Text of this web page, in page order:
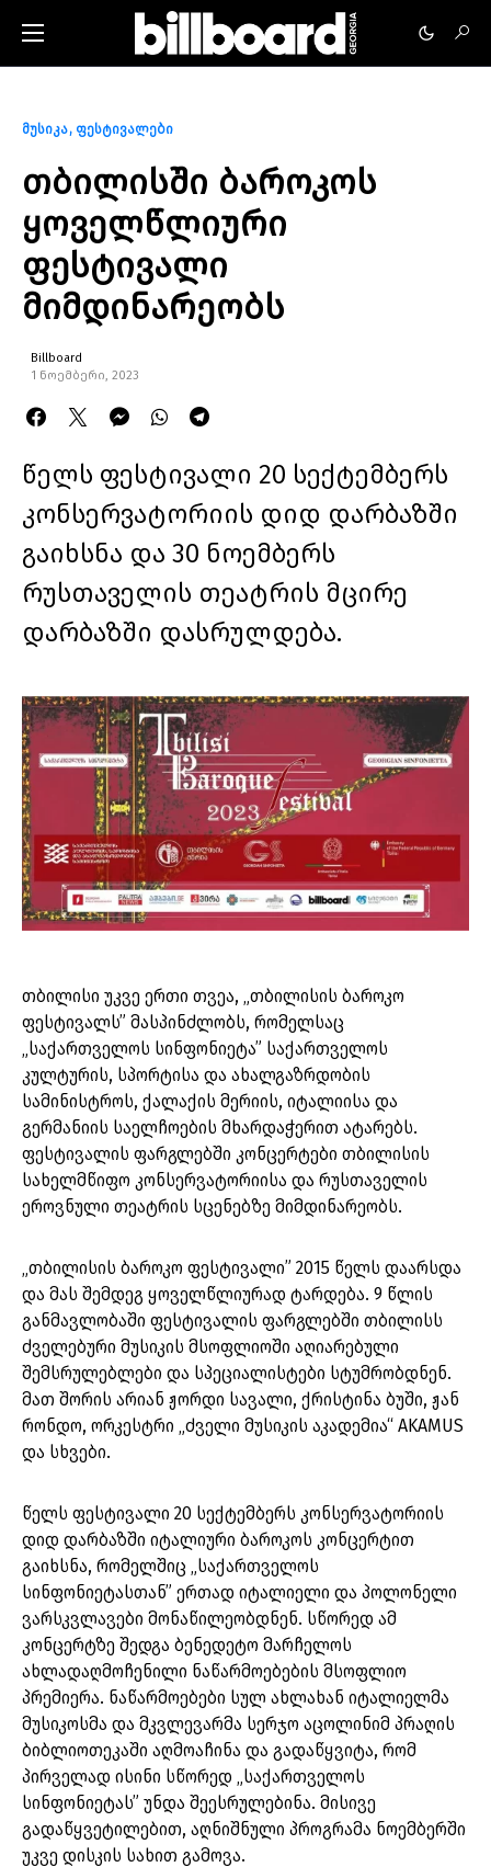
მუსიკა ფესტივალები
თბილისში ბაროკოს
ყოველწლიური
ფესტივალი
მიმდინარეობს
Billboard
1 ნოემბერი, 2023
წელს ფესტივალი 20 სექტემბერს
კონსერვატორიის დიდ დარბაზში
გაიხსნა და 30 ნოემბერს
რუსთაველის თეატრის მცირე
დარბაზში დასრულდება.
თბილისი უკვე ერთი თვეა, „თბილისის ბაროკო
ფესტივალს” მასპინძლობს, რომელსაც
„საქართველოს სინფონიეტა” საქართველოს
კულტურის, სპორტისა და ახალგაზრდობის
სამინისტროს, ქალაქის მერიის, იტალიისა და
გერმანიის საელჩოების მხარდაჭერით ატარებს.
ფესტივალის ფარგლებში კონცერტები თბილისის
სახელმწიფო კონსერვატორიისა და რუსთაველის
ეროვნული თეატრის სცენებზე მიმდინარეობს.
„თბილისის ბაროკო ფესტივალი” 2015 წელს დაარსდა
და მას შემდეგ ყოველწლიურად ტარდება. 9 წლის
განმავლობაში ფესტივალის ფარგლებში თბილისს
ძველებური მუსიკის მსოფლიოში აღიარებული
შემსრულებლები და სპეციალისტები სტუმრობდნენ.
მათ შორის არიან ჟორდი სავალი, ქრისტინა ბუში, ჟან
რონდო, ორკესტრი „ძველი მუსიკის აკადემია“ AKAMUS
და სხვები.
წელს ფესტივალი 20 სექტემბერს კონსერვატორიის
დიდ დარბაზში იტალიური ბაროკოს კონცერტით
გაიხსნა, რომელშიც „საქართველოს
სინფონიეტასთან” ერთად იტალიელი და პოლონელი
ვარსკვლავები მონაწილეობდნენ. სწორედ ამ
კონცერტზე შედგა ბენედეტო მარჩელოს
ახლადაღმოჩენილი ნაწარმოებების მსოფლიო
პრემიერა. ნაწარმოებები სულ ახლახან იტალიელმა
მუსიკოსმა და მკვლევარმა სერჯო აცოლინიმ პრაღის
ბიბლიოთეკაში აღმოაჩინა და გადაწყვიტა, რომ
პირველად ისინი სწორედ „საქართველოს
სინფონიეტას” უნდა შეესრულებინა. მისივე
გადაწყვეტილებით, აღნიშნული პროგრამა ნოემბერში
უკვე დისკის სახით გამოვა.